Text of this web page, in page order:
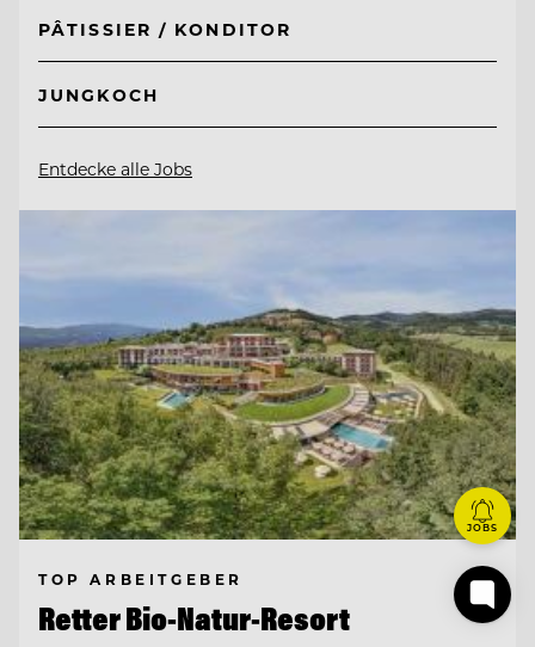
PÂTISSIER / KONDITOR
JUNGKOCH
Entdecke alle Jobs
TOP ARBEITGEBER
Retter Bio-Natur-Resort
JOBS